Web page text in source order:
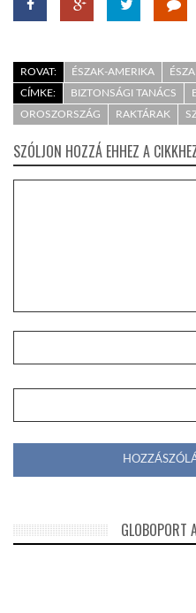
ROVAT: ÉSZAK-AMERIKA
CÍMKE:
BIZTONSÁGI TANÁCS
OROSZORSZÁG
RAKTÁRAK
SZÓLJON HOZZÁ EHHEZ A
GLOBOPORT